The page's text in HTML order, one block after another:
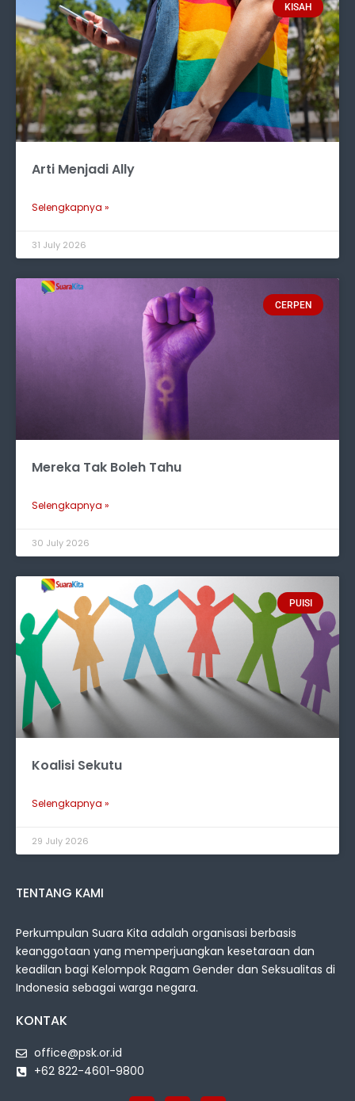
KISAH
Arti Menjadi Ally
Selengkapnya »
31 July 2026
CERPEN
Mereka Tak Boleh Tahu
Selengkapnya »
30 July 2026
PUISI
Koalisi Sekutu
Selengkapnya »
29 July 2026
TENTANG KAMI
Perkumpulan Suara Kita adalah organisasi berbasis
keanggotaan yang memperjuangkan kesetaraan dan
keadilan bagi Kelompok Ragam Gender dan Seksualitas di
Indonesia sebagai warga negara.
KONTAK
office@psk.or.id
+62 822-4601-9800